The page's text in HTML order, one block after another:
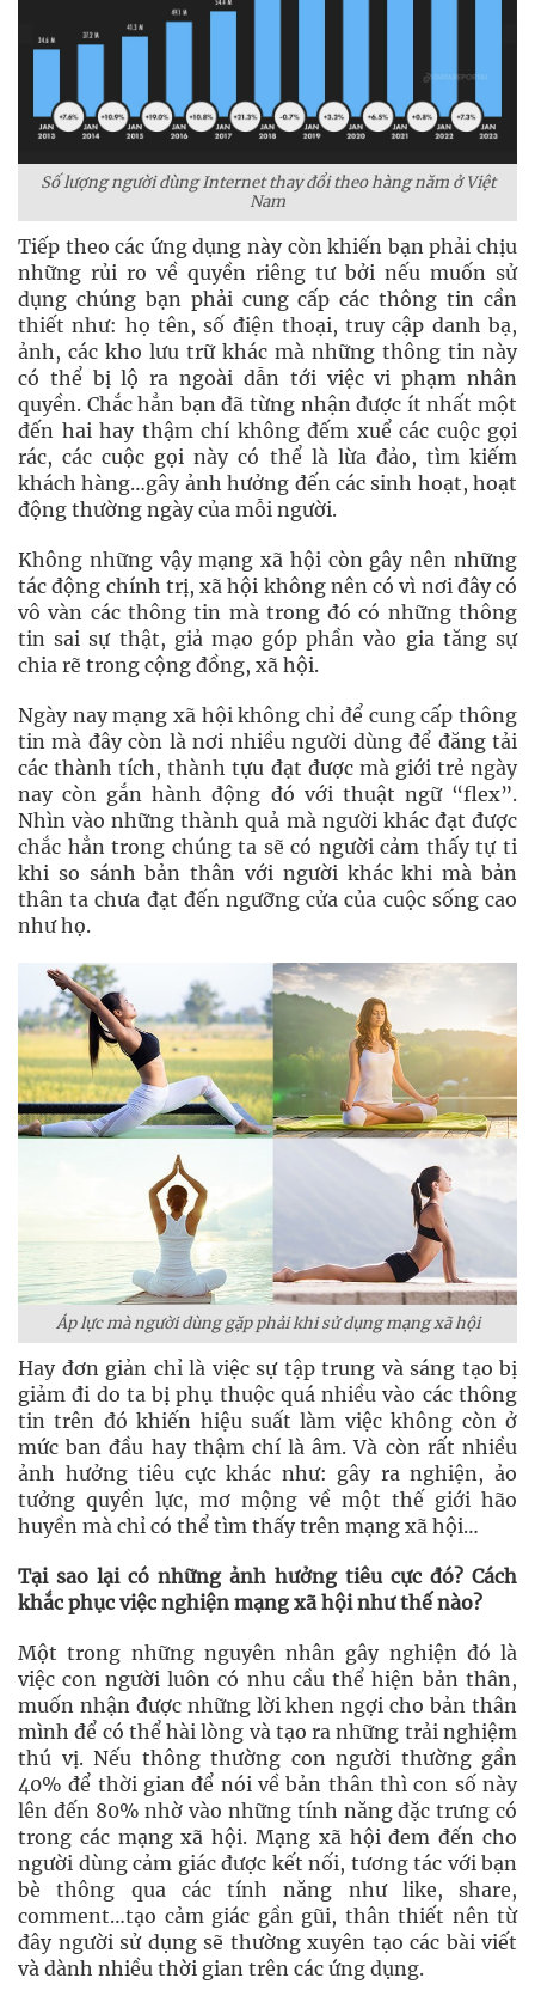
Số lượng người dùng Internet thay đổi theo hàng năm ở Việt
Nam
Tiếp theo các ứng dụng này còn khiến bạn phải chịu
những rủi ro về quyền riêng tư bởi nếu muốn sử
dụng chúng bạn phải cung cấp các thông tin cần
thiết như: họ tên, số điện thoại, truy cập danh bạ,
ảnh, các kho lưu trữ khác mà những thông tin này
có thể bị lộ ra ngoài dẫn tới việc vi phạm nhân
quyền. Chắc hẳn bạn đã từng nhận được ít nhất một
đến hai hay thậm chí không đếm xuể các cuộc gọi
rác, các cuộc gọi này có thể là lừa đảo, tìm kiếm
khách hàng…gây ảnh hưởng đến các sinh hoạt, hoạt
động thường ngày của mỗi người.
Không những vậy mạng xã hội còn gây nên những
tác động chính trị, xã hội không nên có vì nơi đây có
vô vàn các thông tin mà trong đó có những thông
tin sai sự thật, giả mạo góp phần vào gia tăng sự
chia rẽ trong cộng đồng, xã hội.
Ngày nay mạng xã hội không chỉ để cung cấp thông
tin mà đây còn là nơi nhiều người dùng để đăng tải
các thành tích, thành tựu đạt được mà giới trẻ ngày
nay còn gắn hành động đó với thuật ngữ “flex”.
Nhìn vào những thành quả mà người khác đạt được
chắc hẳn trong chúng ta sẽ có người cảm thấy tự ti
khi so sánh bản thân với người khác khi mà bản
thân ta chưa đạt đến ngưỡng cửa của cuộc sống cao
như họ.
Áp lực mà người dùng gặp phải khi sử dụng mạng xã hội
Hay đơn giản chỉ là việc sự tập trung và sáng tạo bị
giảm đi do ta bị phụ thuộc quá nhiều vào các thông
tin trên đó khiến hiệu suất làm việc không còn ở
mức ban đầu hay thậm chí là âm. Và còn rất nhiều
ảnh hưởng tiêu cực khác như: gây ra nghiện, ảo
tưởng quyền lực, mơ mộng về một thế giới hão
huyền mà chỉ có thể tìm thấy trên mạng xã hội…
Tại sao lại có những ảnh hưởng tiêu cực đó? Cách
khắc phục việc nghiện mạng xã hội như thế nào?
Một trong những nguyên nhân gây nghiện đó là
việc con người luôn có nhu cầu thể hiện bản thân,
muốn nhận được những lời khen ngợi cho bản thân
mình để có thể hài lòng và tạo ra những trải nghiệm
thú vị. Nếu thông thường con người thường gần
40% để thời gian để nói về bản thân thì con số này
lên đến 80% nhờ vào những tính năng đặc trưng có
trong các mạng xã hội. Mạng xã hội đem đến cho
người dùng cảm giác được kết nối, tương tác với bạn
bè thông qua các tính năng như like, share,
comment…tạo cảm giác gần gũi, thân thiết nên từ
đây người sử dụng sẽ thường xuyên tạo các bài viết
và dành nhiều thời gian trên các ứng dụng.